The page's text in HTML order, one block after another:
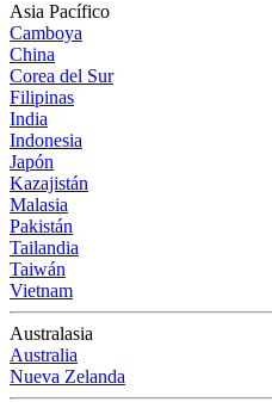
Asia Pacífico
Camboya
China
Corea del Sur
Filipinas
India
Indonesia
Japón
Kazajistán
Malasia
Pakistán
Tailandia
Taiwán
Vietnam
Australasia
Australia
Nueva Zelanda